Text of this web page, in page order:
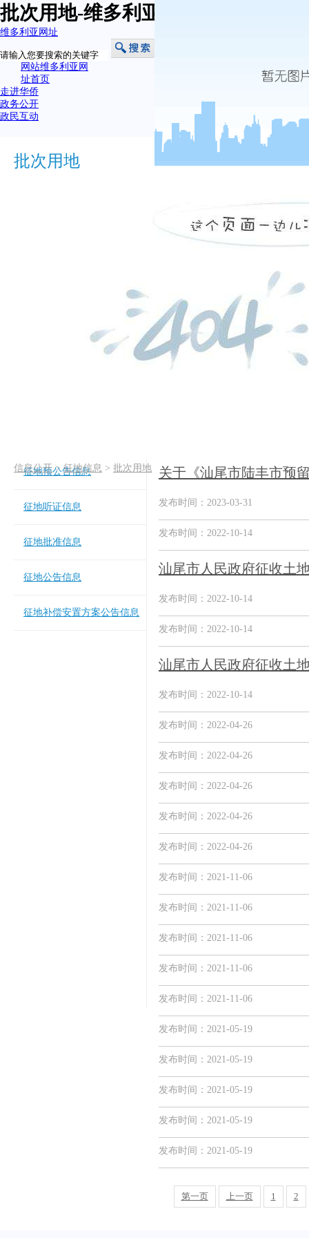
批次用地-维多利亚网址
维多利亚网址
网站维多利亚网
址首页
走进华侨
政务公开
政民互动
批次用地
信息公开>征地信息 > 批次用地
征地预公告信息
征地听证信息
征地批准信息
征地公告信息
征地补偿安置方案公告信息
关于《汕尾市陆丰市预
发布时间：2023-03-31
发布时间：2022-10-14
汕尾市人民政府征收土
发布时间：2022-10-14
发布时间：2022-10-14
汕尾市人民政府征收土
发布时间：2022-10-14
发布时间：2022-04-26
发布时间：2022-04-26
发布时间：2022-04-26
发布时间：2022-04-26
发布时间：2022-04-26
发布时间：2021-11-06
发布时间：2021-11-06
发布时间：2021-11-06
发布时间：2021-11-06
发布时间：2021-11-06
发布时间：2021-05-19
发布时间：2021-05-19
发布时间：2021-05-19
发布时间：2021-05-19
发布时间：2021-05-19
第一页 上一页 1 2